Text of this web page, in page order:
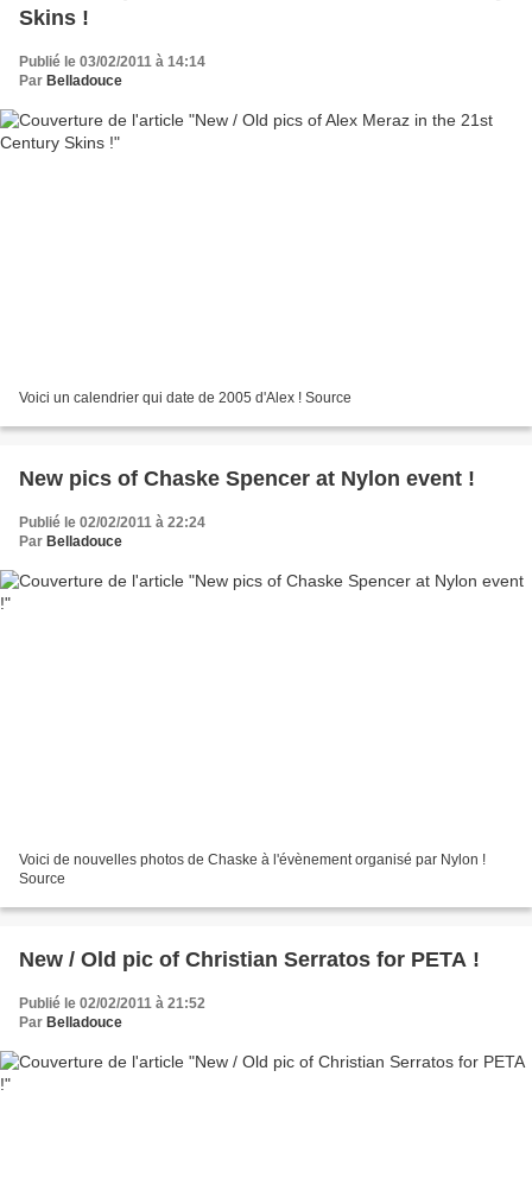
Skins !
Publié le 03/02/2011 à 14:14
Par Belladouce
Voici un calendrier qui date de 2005 d'Alex ! Source
New pics of Chaske Spencer at Nylon event !
Publié le 02/02/2011 à 22:24
Par Belladouce
Voici de nouvelles photos de Chaske à l'évènement organisé par Nylon !
Source
New / Old pic of Christian Serratos for PETA !
Publié le 02/02/2011 à 21:52
Par Belladouce